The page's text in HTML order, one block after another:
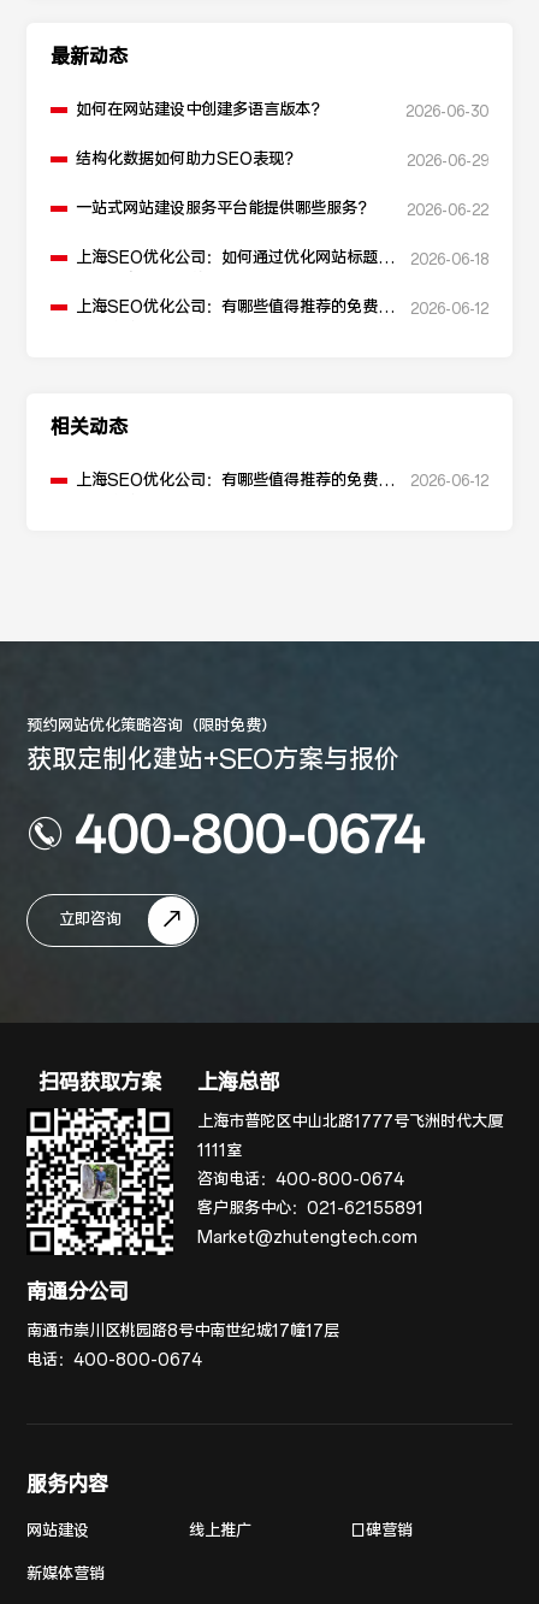
最新动态
如何在网站建设中创建多语言版本？ 2026-06-30
结构化数据如何助力SEO表现？ 2026-06-29
一站式网站建设服务平台能提供哪些服务？ 2026-06-22
上海SEO优化公司：如何通过优化网站标题提
2026-06-18
上海SEO优化公司：有哪些值得推荐的免费
2026-06-12
相关动态
上海SEO优化公司：有哪些值得推荐的免费
2026-06-12
预约网站优化策略咨询（限时免费）
获取定制化建站+SEO方案与报价
400-800-0674
立即咨询
扫码获取方案 上海总部
上海市普陀区中山北路1777号飞洲时代大厦
1111室
咨询电话：400-800-0674
客户服务中心：021-62155891
Market@zhutengtech.com
南通分公司
南通市崇川区桃园路8号中南世纪城17幢17层
电话：400-800-0674
服务内容
网站建设 线上推广 口碑营销
新媒体营销